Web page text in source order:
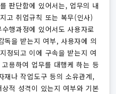
판단함에 있어서는, 업무의 내
고 취업규칙 또는 복무(인사)
행과정에 있어서도 사용자로
독을 받는지 여부, 사용자에 의
정되고 이에 구속을 받는지 여
용하여 업무를 대행케 하는 등
재나 작업도구 등의 소유관계,
적 성격이 있는지 여부와 기본